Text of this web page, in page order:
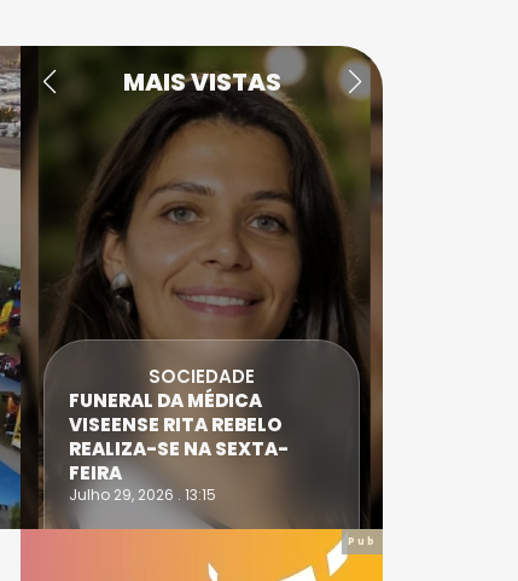
MAIS VISTAS
SOCIEDADE
FUNERAL DA MÉDICA
VISEENSE RITA REBELO
REALIZA-SE NA SEXTA-
FEIRA
Julho 29, 2026 . 13:15
Pub